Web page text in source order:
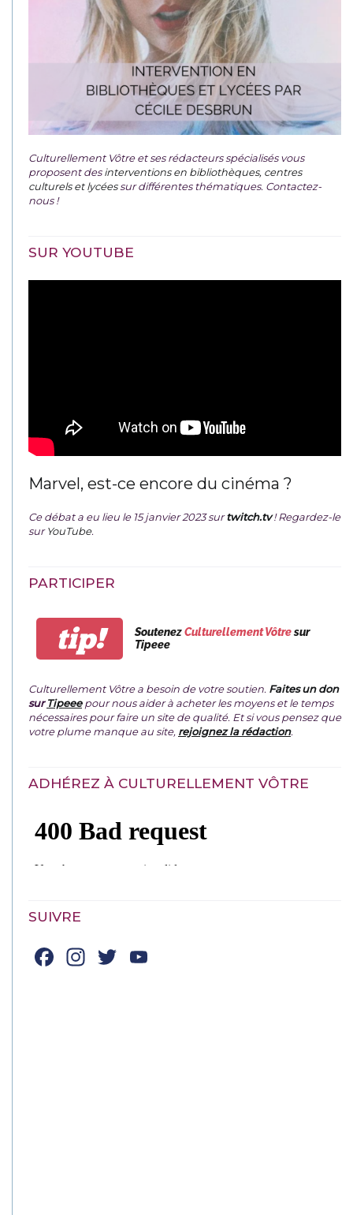
Culturellement Vôtre et ses rédacteurs spécialisés vous
proposent desinterventions en bibliothèques, centres
culturels et lycéessur différentes thématiques. Contactez-
nous !
SUR YOUTUBE
Marvel, est-ce encore du cinéma ?
Ce débat a eu lieu le 15 janvier 2023 surtwitch.tv ! Regardez-le
surYouTube.
PARTICIPER
tip! SoutenezCulturellement Vôtresur
Tipeee
Culturellement Vôtre a besoin de votre soutien. Faites un don
surTipeeepour nous aider à acheter les moyens et le temps
nécessaires pour faire un site de qualité. Et si vous pensez que
votre plume manque au site, rejoignez la rédaction.
ADHÉREZ À CULTURELLEMENT VÔTRE
SUIVRE
Facebook
Instagram
Twitter